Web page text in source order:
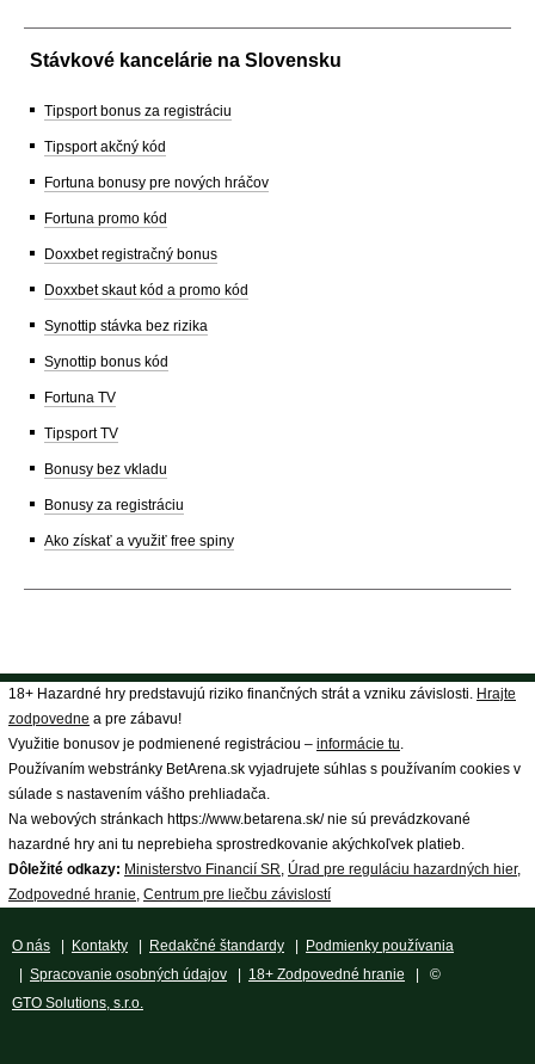
Stávkové kancelárie na Slovensku
Tipsport bonus za registráciu
Tipsport akčný kód
Fortuna bonusy pre nových hráčov
Fortuna promo kód
Doxxbet registračný bonus
Doxxbet skaut kód a promo kód
Synottip stávka bez rizika
Synottip bonus kód
Fortuna TV
Tipsport TV
Bonusy bez vkladu
Bonusy za registráciu
Ako získať a využiť free spiny
18+ Hazardné hry predstavujú riziko finančných strát a vzniku závislosti. Hrajte
zodpovedne a pre zábavu!
Využitie bonusov je podmienené registráciou – informácie tu.
Používaním webstránky BetArena.sk vyjadrujete súhlas s používaním cookies v
súlade s nastavením vášho prehliadača.
Na webových stránkach https://www.betarena.sk/ nie sú prevádzkované
hazardné hry ani tu neprebieha sprostredkovanie akýchkoľvek platieb.
Dôležité odkazy: Ministerstvo Financií SR, Úrad pre reguláciu hazardných hier,
Zodpovedné hranie, Centrum pre liečbu závislostí
O nás Kontakty Redakčné štandardy
Podmienky používania
Spracovanie osobných údajov 18+ Zodpovedné hranie
| ©
GTO Solutions, s.r.o.